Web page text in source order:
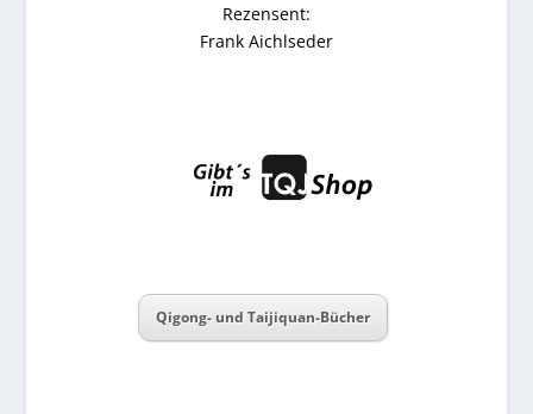
Rezensent:
Frank Aichlseder
Qigong- und Taijiquan-Bücher